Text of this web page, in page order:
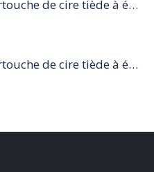
Cartouche de cire tiède à épiler 100ml nacré
Cartouche de cire tiède à épiler 100ml vert